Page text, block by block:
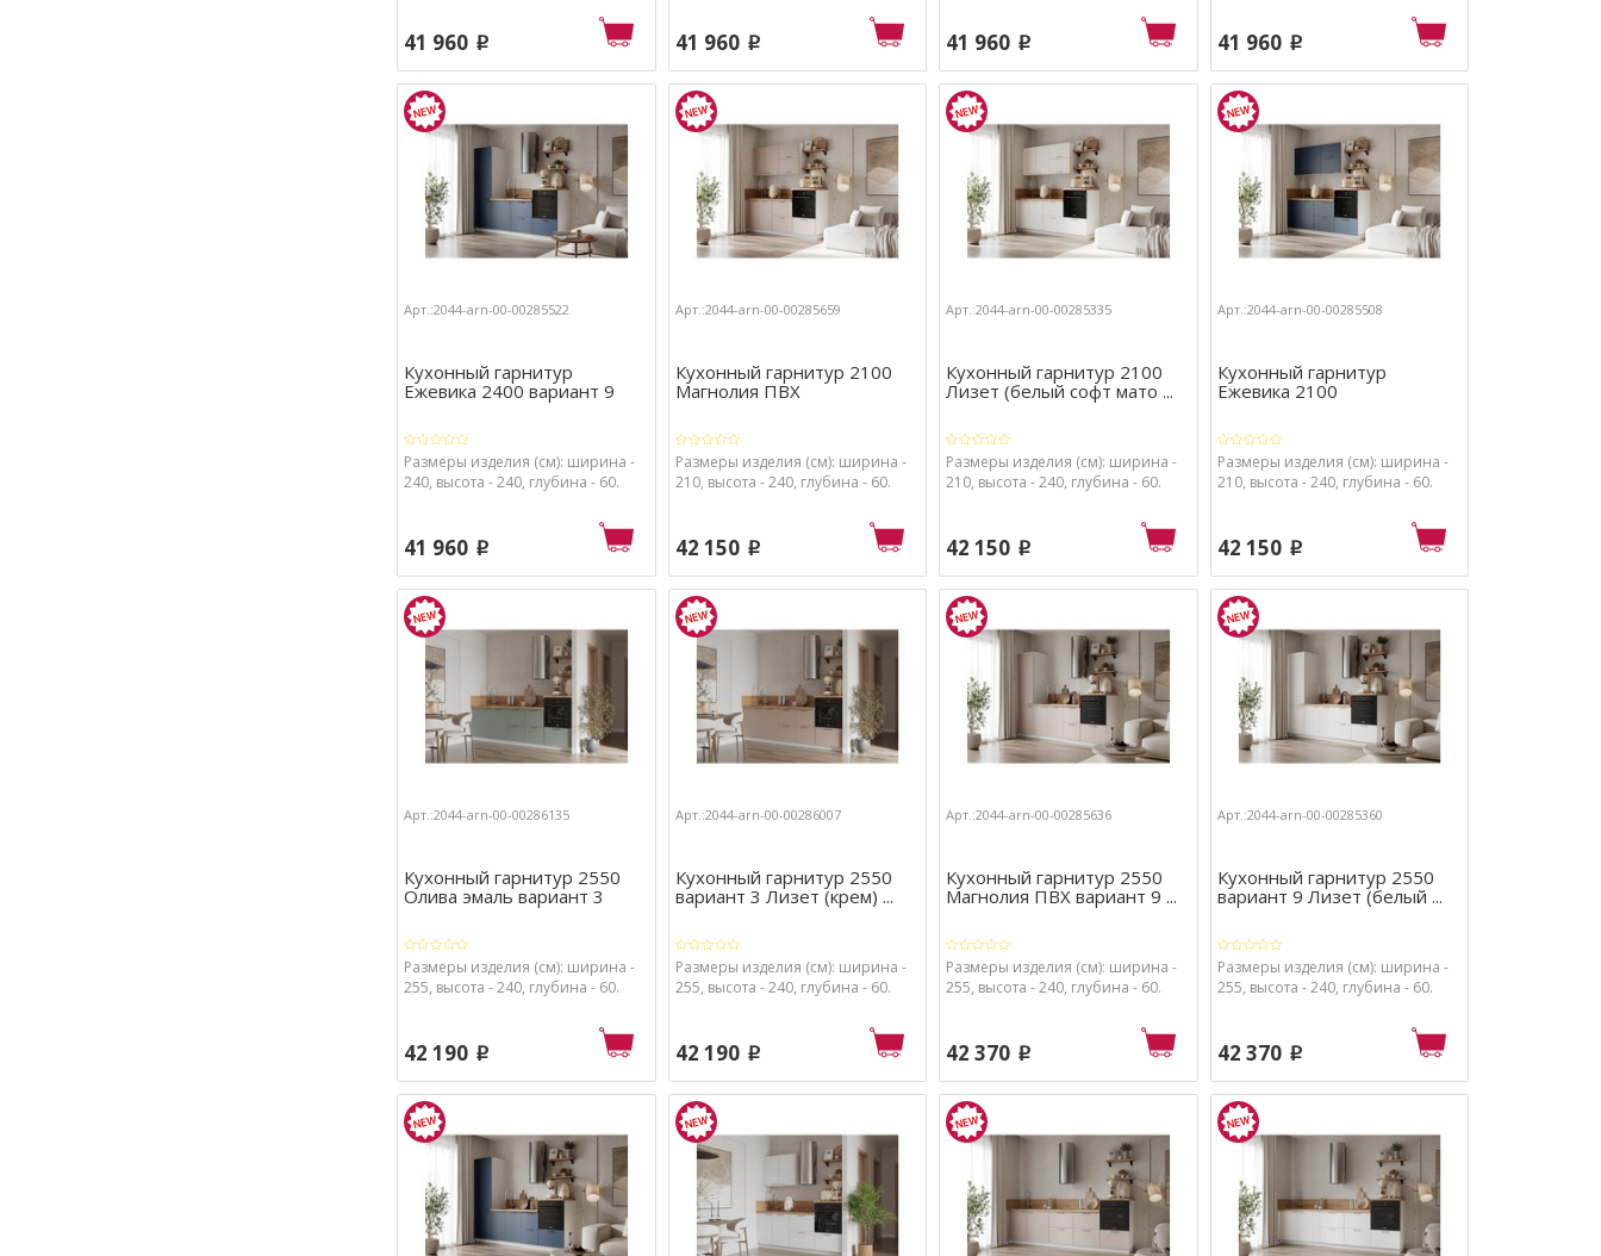
41 960 p 41 960 p 41 960 p 41 960 p
Арт.:2044-arn-00-00285522
Кухонный гарнитур
Ежевика 2400 вариант 9
Размеры изделия (см): ширина -
240, высота - 240, глубина - 60.
41 960 p
Арт.:2044-arn-00-00285659
Кухонный гарнитур 2100
Магнолия ПВХ
Размеры изделия (см): ширина -
210, высота - 240, глубина - 60.
42 150 p
Арт.:2044-arn-00-00285335
Кухонный гарнитур 2100
Лизет (белый софт мато ...
Размеры изделия (см): ширина -
210, высота - 240, глубина - 60.
42 150 p
Арт.:2044-arn-00-00285508
Кухонный гарнитур
Ежевика 2100
Размеры изделия (см): ширина -
210, высота - 240, глубина - 60.
42 150 p
Арт.:2044-arn-00-00286135
Кухонный гарнитур 2550
Олива эмаль вариант 3
Размеры изделия (см): ширина -
255, высота - 240, глубина - 60.
42 190 p
Арт.:2044-arn-00-00286007
Кухонный гарнитур 2550
вариант 3 Лизет (крем) ...
Размеры изделия (см): ширина -
255, высота - 240, глубина - 60.
42 190 p
Арт.:2044-arn-00-00285636
Кухонный гарнитур 2550
Магнолия ПВХ вариант 9 ...
Размеры изделия (см): ширина -
255, высота - 240, глубина - 60.
42 370 p
Арт.:2044-arn-00-00285360
Кухонный гарнитур 2550
вариант 9 Лизет (белый ...
Размеры изделия (см): ширина -
255, высота - 240, глубина - 60.
42 370 p